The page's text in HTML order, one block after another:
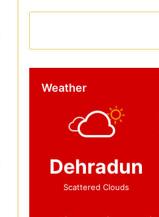
Weather
Dehradun
Scattered Clouds